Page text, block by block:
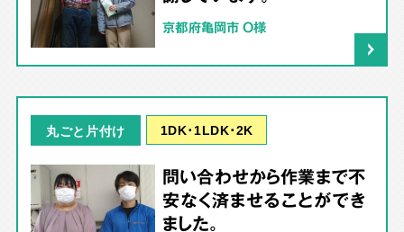
京都府亀岡市 O様
丸ごと片付け 1DK･1LDK･2K
問い合わせから作業まで不
安なく済ませることができ
ました。